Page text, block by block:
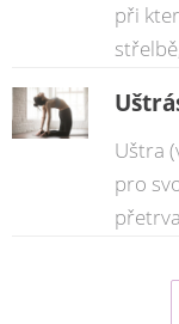
při
Uštra
pro